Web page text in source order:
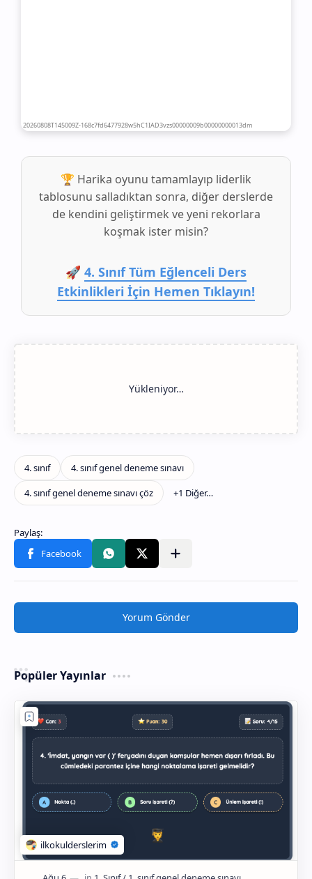
🏆 Harika oyunu tamamlayıp liderlik
tablosunu salladıktan sonra, diğer derslerde
de kendini geliştirmek ve yeni rekorlara
koşmak ister misin?
🚀 4. Sınıf Tüm Eğlenceli Ders
Etkinlikleri İçin Hemen Tıklayın!
Yorum Gönder
Popüler Yayınlar